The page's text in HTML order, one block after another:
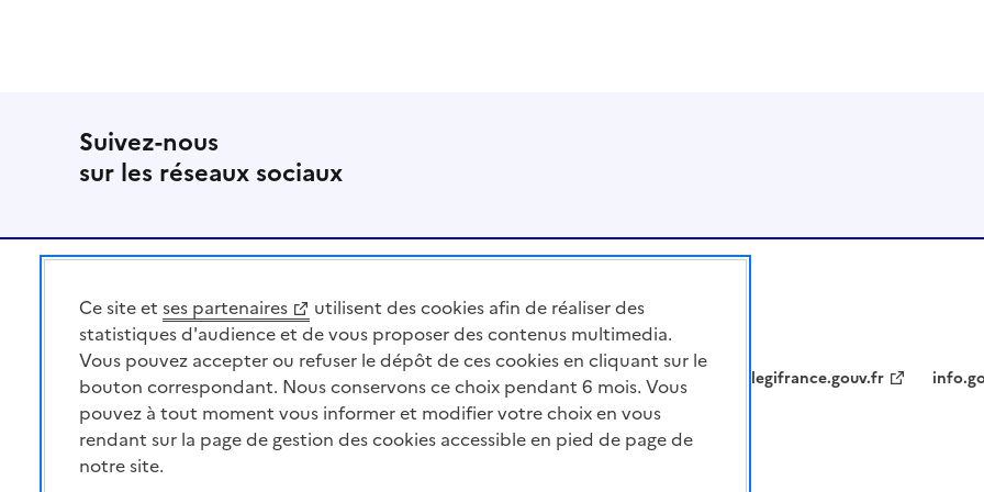
Suivez-nous
sur les réseaux sociaux
Pied de page
MINISTÈRE
DE L'AGRICULTURE
DE L'AGRO-ALIMENTAIRE
ET DE LA SOUVERAINETÉ
ALIMENTAIRE
legifrance.gouv.fr
Ce site et ses partenaires
utilisent des cookies afin de réaliser des
statistiques d'audience et de vous proposer des contenus multimedia.
Vous pouvez accepter ou refuser le dépôt de ces cookies en cliquant sur le
bouton correspondant. Nous conservons ce choix pendant 6 mois. Vous
pouvez à tout moment vous informer et modifier votre choix en vous
rendant sur la page de gestion des cookies accessible en pied de page de
notre site.